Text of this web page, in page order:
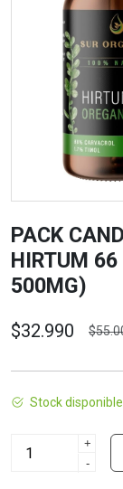
PACK
HIRTUM 66
500MG)
$32.990
Stock disponible
+
-